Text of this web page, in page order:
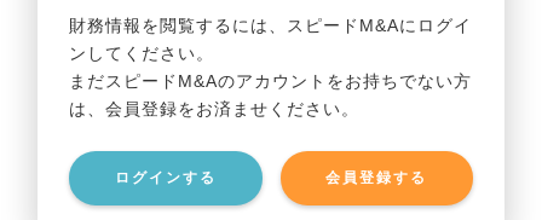
財務情報を閲覧するには、スピードM&Aにログイ
ンしてください。
まだスピードM&Aのアカウントをお持ちでない方
は、会員登録をお済ませください。
ログインする 会員登録する
貸借対照表（B/S）
総資産 ********************
有利子負債 ********************